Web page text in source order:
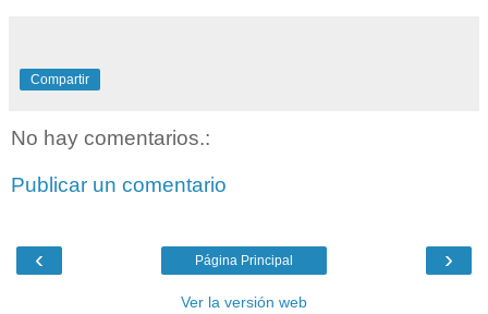
Compartir
No hay comentarios.:
Publicar un comentario
‹ ›
Página Principal
Ver la versión web